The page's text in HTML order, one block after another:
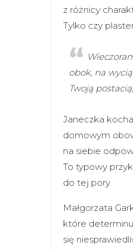
z różnicy
Tylko czy
obok, na
Twoją
Janeczka
domowym
na siebie
To typowy
do tej pory.
Małgorzata
które
się